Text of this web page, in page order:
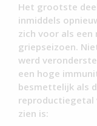
Het grootste
inmiddels
zich voor als een
griepseizoen.
werd
een hoge
besmettelijk als
reproductiegetal
zien is: